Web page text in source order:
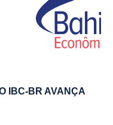
IBC-BR AVANÇA